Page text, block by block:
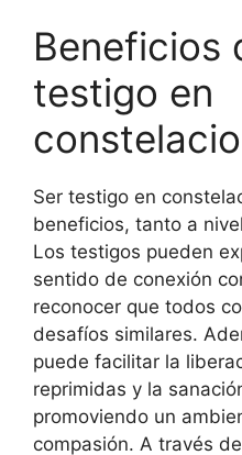
Beneficios
testigo en
Ser testigo en
beneficios, tanto a
Los testigos pueden
sentido de conexión
reconocer que todos
desafíos similares.
puede facilitar la
reprimidas y la
promoviendo un
compasión. A través